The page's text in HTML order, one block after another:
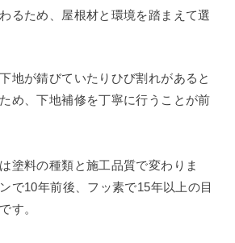
るため、屋根材と環境を踏まえて選
地が錆びていたりひび割れがあると
め、下地補修を丁寧に行うことが前
塗料の種類と施工品質で変わりま
で10年前後、フッ素で15年以上の目
す。